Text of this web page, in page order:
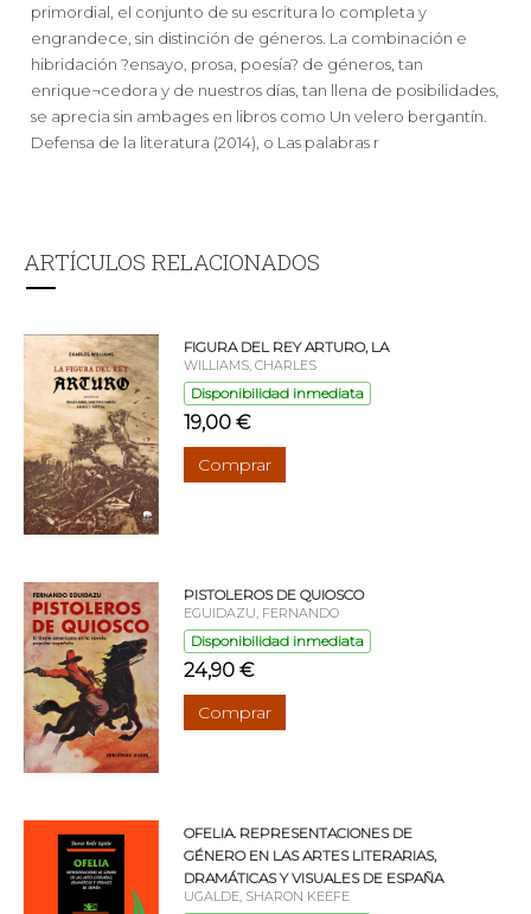
primordial, el conjunto de su escritura lo completa y
engrandece, sin distinción de géneros. La combinación e
hibridación ?ensayo, prosa, poesía? de géneros, tan
enrique¬cedora y de nuestros días, tan llena de posibilidades,
se aprecia sin ambages en libros como Un velero bergantín.
Defensa de la literatura (2014), o Las palabras r
ARTÍCULOS RELACIONADOS
FIGURA DEL REY ARTURO, LA
WILLIAMS, CHARLES
Disponibilidad inmediata
19,00 €
Comprar
PISTOLEROS DE QUIOSCO
EGUIDAZU, FERNANDO
Disponibilidad inmediata
24,90 €
Comprar
OFELIA. REPRESENTACIONES DE
GÉNERO EN LAS ARTES LITERARIAS,
DRAMÁTICAS Y VISUALES DE ESPAÑA
UGALDE, SHARON KEEFE